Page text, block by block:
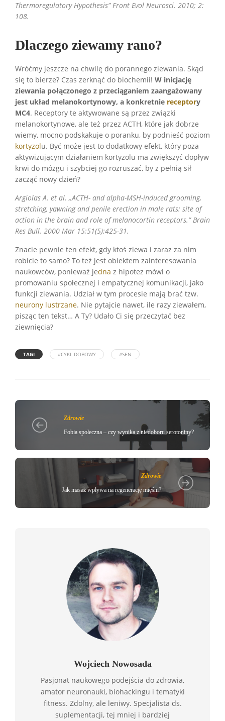
Thermoregulatory Hypothesis” Front Evol Neurosci. 2010; 2:
108.
Dlaczego ziewamy rano?
Wróćmy jeszcze na chwilę do porannego ziewania. Skąd
się to bierze? Czas zerknąć do biochemii! W inicjację
ziewania połączonego z przeciąganiem zaangażowany
jest układ melanokortynowy, a konkretnie receptory
MC4. Receptory te aktywowane są przez związki
melanokortynowe, ale też przez ACTH, które jak dobrze
wiemy, mocno podskakuje o poranku, by podnieść poziom
kortyzol u. Być może jest to dodatkowy efekt, który poza
aktywizującym działaniem kortyzolu ma zwiększyć dopływ
krwi do mózgu i szybciej go rozruszać, by z pełnią sił
zacząć nowy dzień?
Argiolas A. et al. „ACTH- and alpha-MSH-induced grooming,
stretching, yawning and penile erection in male rats: site of
action in the brain and role of melanocortin receptors.” Brain
Res Bull. 2000 Mar 15;51(5):425-31.
Znacie pewnie ten efekt, gdy ktoś ziewa i zaraz za nim
robicie to samo? To też jest obiektem zainteresowania
naukowców, ponieważ jedna z hipotez mówi o
promowaniu społecznej i empatycznej komunikacji, jako
funkcji ziewania. Udział w tym procesie mają brać tzw.
neurony lustrzane. Nie pytajcie nawet, ile razy ziewałem,
pisząc ten tekst… A Ty? Udało Ci się przeczytać bez
ziewnięcia?
TAGI #CYKL DOBOWY #SEN
Zdrowie
Fobia społeczna – czy wynika z niedoboru serotoniny?
Zdrowie
Jak masaż wpływa na regenerację mięśni?
Wojciech Nowosada
Pasjonat naukowego podejścia do zdrowia,
amator neuronauki, biohackingu i tematyki
fitness. Zdolny, ale leniwy. Specjalista ds.
suplementacji, tej mniej i bardziej